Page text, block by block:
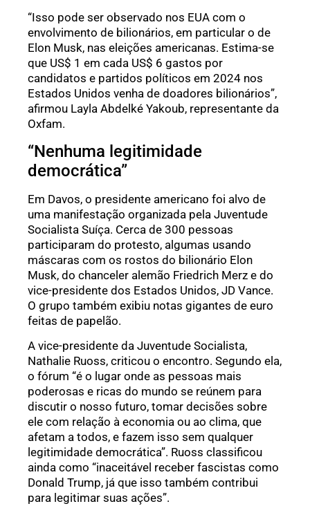
“Isso pode ser observado nos EUA com o
envolvimento de bilionários, em particular o de
Elon Musk, nas eleições americanas. Estima-se
que US$ 1 em cada US$ 6 gastos por
candidatos e partidos políticos em 2024 nos
Estados Unidos venha de doadores bilionários”,
afirmou Layla Abdelké Yakoub, representante da
Oxfam.
“Nenhuma legitimidade
democrática”
Em Davos, o presidente americano foi alvo de
uma manifestação organizada pela Juventude
Socialista Suíça. Cerca de 300 pessoas
participaram do protesto, algumas usando
máscaras com os rostos do bilionário Elon
Musk, do chanceler alemão Friedrich Merz e do
vice-presidente dos Estados Unidos, JD Vance.
O grupo também exibiu notas gigantes de euro
feitas de papelão.
A vice-presidente da Juventude Socialista,
Nathalie Ruoss, criticou o encontro. Segundo ela,
o fórum “é o lugar onde as pessoas mais
poderosas e ricas do mundo se reúnem para
discutir o nosso futuro, tomar decisões sobre
ele com relação à economia ou ao clima, que
afetam a todos, e fazem isso sem qualquer
legitimidade democrática”. Ruoss classificou
ainda como “inaceitável receber fascistas como
Donald Trump, já que isso também contribui
para legitimar suas ações”.